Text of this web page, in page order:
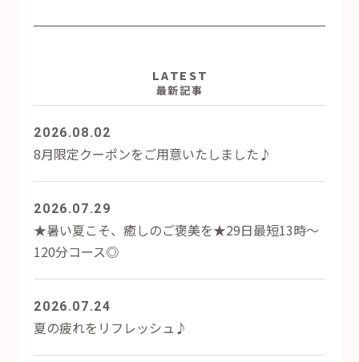
LATEST
最新記事
2026.08.02
8月限定クーポンをご用意いたしました♪
2026.07.29
★暑い夏こそ、癒しのご褒美を★29日最短13時～
120分コース◎
2026.07.24
夏の疲れをリフレッシュ♪